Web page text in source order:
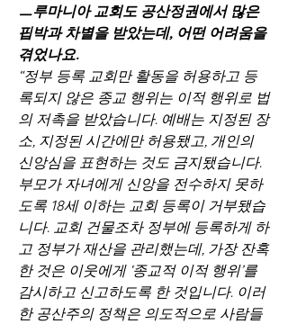
ㅡ루마니아 교회도 공산정권에서 많은
핍박과 차별을 받았는데, 어떤 어려움을
겪었나요.
“정부 등록 교회만 활동을 허용하고 등
록되지 않은 종교 행위는 이적 행위로 법
의 저촉을 받았습니다. 예배는 지정된 장
소, 지정된 시간에만 허용됐고, 개인의
신앙심을 표현하는 것도 금지됐습니다.
부모가 자녀에게 신앙을 전수하지 못하
도록 18세 이하는 교회 등록이 거부됐습
니다. 교회 건물조차 정부에 등록하게 하
고 정부가 재산을 관리했는데, 가장 잔혹
한 것은 이웃에게 ‘종교적 이적 행위’를
감시하고 신고하도록 한 것입니다. 이러
한 공산주의 정책은 의도적으로 사람들